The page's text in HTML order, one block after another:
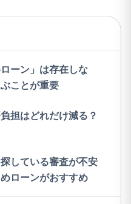
ーン」は存在しな
ことが重要
担はどれだけ減る？
している審査が不安
ローンがおすすめ